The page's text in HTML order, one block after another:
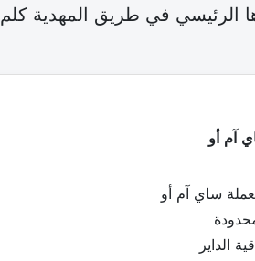
في طريق المهدية كلم 11 ساقية الداير (
آم أو
ساي آم أو